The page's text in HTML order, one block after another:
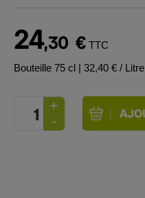
24,30 € TTC
Bouteille 75 cl | 32,40 € / Litre